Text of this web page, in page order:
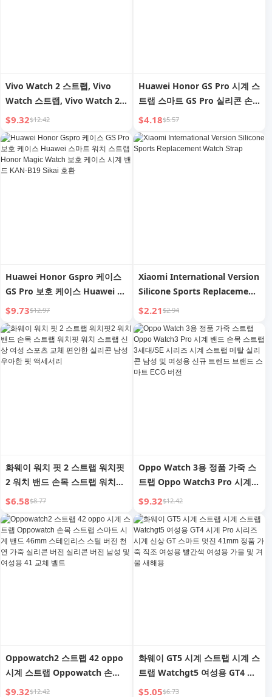
Vivo Watch 2 스트랩, Vivo
Watch 스트랩, Vivo Watch 2
시계 밴드 42mm 손목 스트랩,
iQOO Watch 2 교체 스트랩, 실
리콘, 메탈, 밀라니즈, 가죽 액세
서리
$9.32$12.42
Huawei Honor GS Pro 시계 스
트랩 스마트 GS Pro 실리콘 손
목 스트랩 블루투스 스포츠 비즈
니스 남성 패션 액세서리 조류
불소 고무 보호 케이스 교체 벨
$4.18$5.57
Huawei Honor Gspro 케이스
GS Pro 보호 케이스 Huawei 스
마트 워치 스트랩 Honor Magic
Watch 보호 케이스 시계 밴드
KAN-B19 Sikai 호환
$9.73$12.97
Xiaomi International Version
Silicone Sports Replacement
Watch Strap
$2.21$2.94
화웨이 워치 핏 2 스트랩 워치핏
2 워치 밴드 손목 스트랩 워치핏
워치 스트랩 신상 여성 스포츠
교체 편안한 실리콘 남성 우아한
핏 액세서리
$6.58$8.77
Oppo Watch 3용 정품 가죽 스
트랩 Oppo Watch3 Pro 시계
밴드 손목 스트랩 3세대/SE 시리
즈 시계 스트랩 메탈 실리콘 남
성 및 여성용 신규 트렌드 브랜
드 스마트 ECG 버전
$9.32$12.42
Oppowatch2 스트랩 42 oppo
시계 스트랩 Oppowatch 손목
스트랩 스마트 시계 밴드 46mm
$9.32$12.42
화웨이 GT5 시계 스트랩 시계 스
트랩 Watchgt5 여성용 GT4 시
계 Pro 시리즈 시계 신상 GT 스
$5.05$6.73